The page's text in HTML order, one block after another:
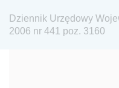
Dziennik Urzędowy
Dziennik Urzędowy
Dziennik Urzędowy
2006 nr 441 poz. 3160